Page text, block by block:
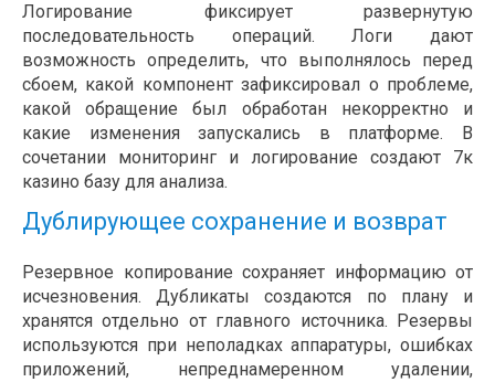
Логирование фиксирует развернутую
последовательность операций. Логи дают
возможность определить, что выполнялось перед
сбоем, какой компонент зафиксировал о проблеме,
какой обращение был обработан некорректно и
какие изменения запускались в платформе. В
сочетании мониторинг и логирование создают 7к
казино базу для анализа.
Дублирующее сохранение и возврат
Резервное копирование сохраняет информацию от
исчезновения. Дубликаты создаются по плану и
хранятся отдельно от главного источника. Резервы
используются при неполадках аппаратуры, ошибках
приложений, непреднамеренном удалении,